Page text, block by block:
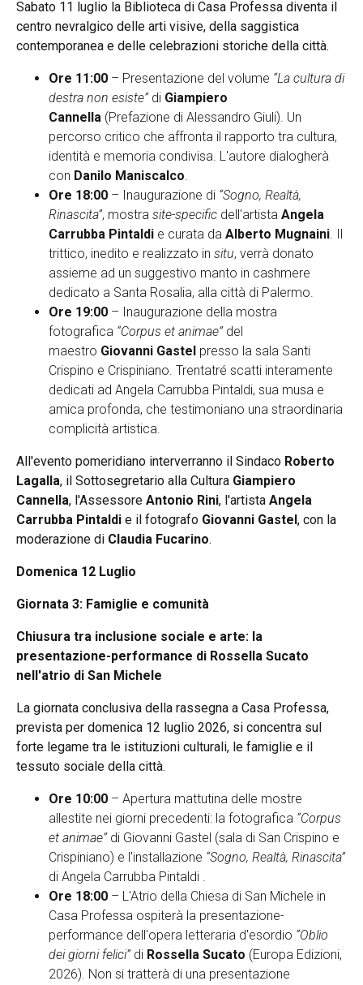
Sabato 11 luglio la Biblioteca di Casa Professa diventa il
centro nevralgico delle arti visive, della saggistica
contemporanea e delle celebrazioni storiche della città.
Ore 11:00 – Presentazione del volume “La cultura di
destra non esiste”di Giampiero
Cannella (Prefazione di Alessandro Giuli). Un
percorso critico che affronta il rapporto tra cultura,
identità e memoria condivisa. L'autore dialogherà
con Danilo Maniscalco.
Ore 18:00 – Inaugurazione di “Sogno, Realtà,
Rinascita”, mostra site-specific dell'artista Angela
Carrubba Pintaldi e curata da Alberto Mugnaini. Il
trittico, inedito e realizzato in situ, verrà donato
assieme ad un suggestivo manto in cashmere
dedicato a Santa Rosalia, alla città di Palermo.
Ore 19:00 – Inaugurazione della mostra
fotografica “Corpus et animae”del
maestro Giovanni Gastel presso la sala Santi
Crispino e Crispiniano. Trentatré scatti interamente
dedicati ad Angela Carrubba Pintaldi, sua musa e
amica profonda, che testimoniano una straordinaria
complicità artistica.
All'evento pomeridiano interverranno il Sindaco Roberto
Lagalla, il Sottosegretario alla Cultura Giampiero
Cannella, l'Assessore Antonio Rini, l'artista Angela
Carrubba Pintaldi e il fotografo Giovanni Gastel, con la
moderazione di Claudia Fucarino.
Domenica 12 Luglio
Giornata 3: Famiglie e comunità
Chiusura tra inclusione sociale e arte: la
presentazione-performance di Rossella Sucato
nell'atrio di San Michele
La giornata conclusiva della rassegna a Casa Professa,
prevista per domenica 12 luglio 2026, si concentra sul
forte legame tra le istituzioni culturali, le famiglie e il
tessuto sociale della città.
Ore 10:00 – Apertura mattutina delle mostre
allestite nei giorni precedenti: la fotografica “Corpus
et animae”di Giovanni Gastel (sala di San Crispino e
Crispiniano) e l'installazione “Sogno, Realtà, Rinascita”
di Angela Carrubba Pintaldi .
Ore 18:00 – L'Atrio della Chiesa di San Michele in
Casa Professa ospiterà la presentazione-
performance dell'opera letteraria d'esordio “Oblio
dei giorni felici”di Rossella Sucato (Europa Edizioni,
2026). Non si tratterà di una presentazione